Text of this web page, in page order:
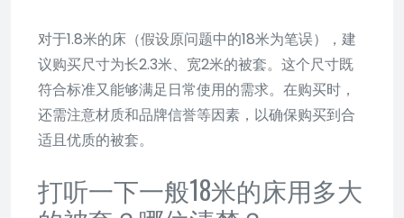
对于1.8米的床（假设原问题中的18米为笔误），建
议购买尺寸为长2.3米、宽2米的被套。这个尺寸既
符合标准又能够满足日常使用的需求。在购买时，
还需注意材质和品牌信誉等因素，以确保购买到合
适且优质的被套。
打听一下一般18米的床用多大